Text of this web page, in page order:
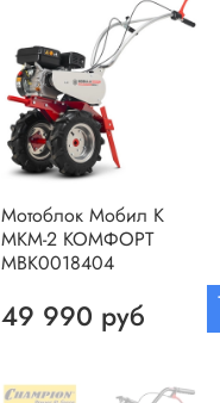
Мотоблок Мобил К
МКМ-2 КОМФОРТ
МВК0018404
49 990 руб